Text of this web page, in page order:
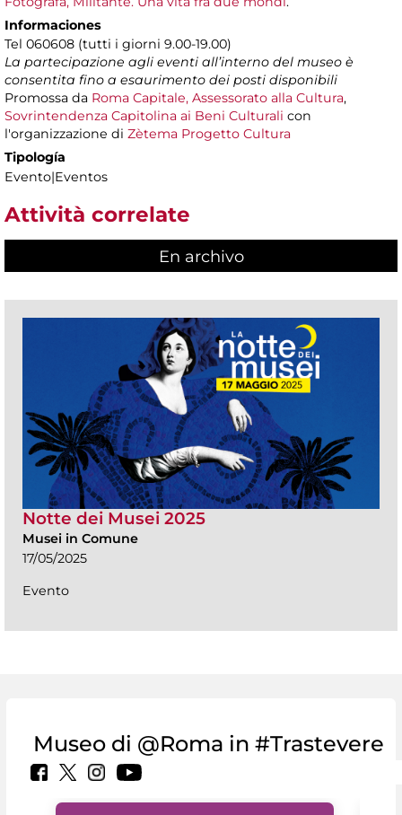
Informaciones
Tel 060608 (tutti i giorni 9.00-19.00)
La partecipazione agli eventi all’interno del museo è
consentita fino a esaurimento dei posti disponibili
Promossa da Roma Capitale, Assessorato alla Cultura,
Sovrintendenza Capitolina ai Beni Culturali con
l'organizzazione di Zètema Progetto Cultura
Tipología
Evento|Eventos
Attività correlate
En archivo
Notte dei Musei 2025
Musei in Comune
17/05/2025
Evento
Museo di @Roma in #Trastevere